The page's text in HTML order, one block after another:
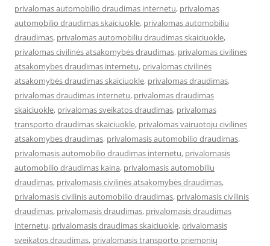
privalomas automobilio draudimas internetu, privalomas
automobilio draudimas skaiciuokle, privalomas automobiliu
draudimas, privalomas automobiliu draudimas skaiciuokle,
privalomas civilinės atsakomybės draudimas, privalomas civilines
atsakomybes draudimas internetu, privalomas civilinės
atsakomybės draudimas skaiciuokle, privalomas draudimas,
privalomas draudimas internetu, privalomas draudimas
skaiciuokle, privalomas sveikatos draudimas, privalomas
transporto draudimas skaiciuokle, privalomas vairuotoju civilines
atsakomybes draudimas, privalomasis automobilio draudimas,
privalomasis automobilio draudimas internetu, privalomasis
automobilio draudimas kaina, privalomasis automobiliu
draudimas, privalomasis civilinės atsakomybės draudimas,
privalomasis civilinis automobilio draudimas, privalomasis civilinis
draudimas, privalomasis draudimas, privalomasis draudimas
internetu, privalomasis draudimas skaiciuokle, privalomasis
sveikatos draudimas, privalomasis transporto priemonių